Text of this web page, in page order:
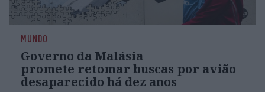
MUNDO
Governo da Malásia
promete retomar buscas por avião
desaparecido há dez anos